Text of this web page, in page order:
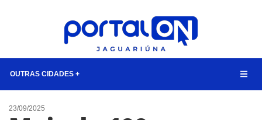
OUTRAS CIDADES +
NOTÍCIAS
23/09/2025